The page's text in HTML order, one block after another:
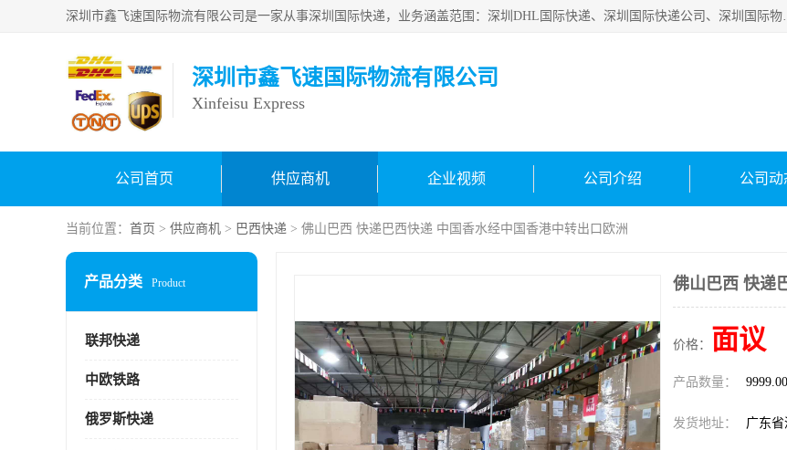
深圳市鑫飞速国际物流有限公司是一家从事深圳国
深圳市鑫飞速国际物流有限公司
Xinfeisu Express
公司首页 供应商机 企业视频 公司介绍 公司动
当前位置： 首页 > 供应商机 > 巴西快递 > 佛山巴西 快递巴西快递 中国香水经中国香港中转出口欧洲
产品分类 Product
联邦快递
中欧铁路
俄罗斯快递
佛山巴西 快递
价格： 面议
产品数量：
发货地址： 广东